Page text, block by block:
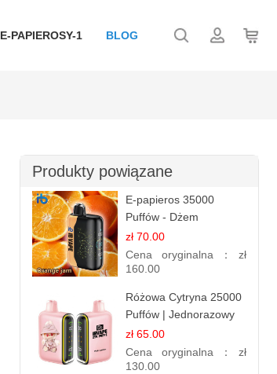
E-PAPIEROSY-1 BLOG
Produkty powiązane
E-papieros 35000
Puffów - Dżem
Pomarańczowy |
Aromatyczny i
Długotrwały
zł 70.00
Cena oryginalna： zł
160.00
Różowa Cytryna 25000
Puffów | Jednorazowy
E-papieros
zł 65.00
Cena oryginalna： zł
130.00